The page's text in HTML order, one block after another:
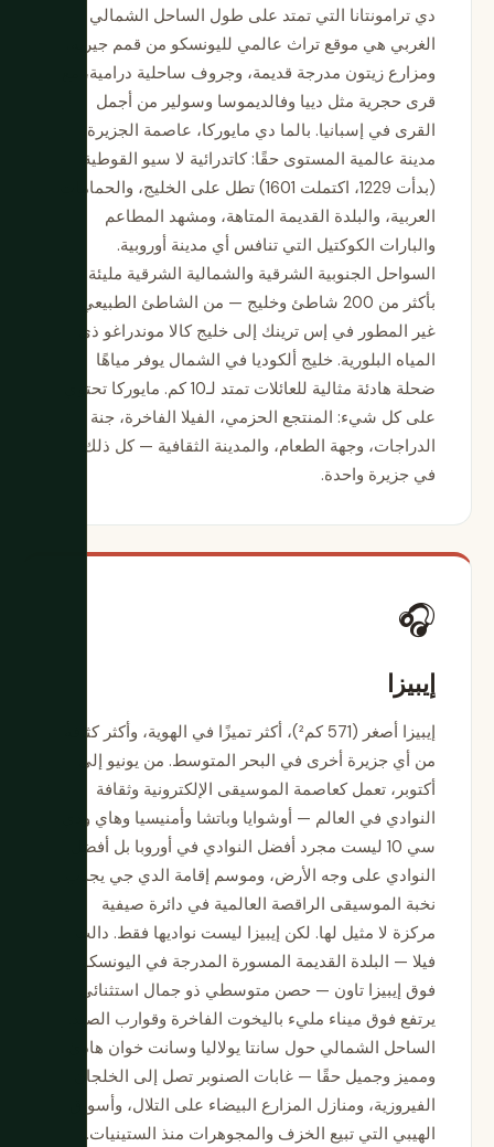
دي ترامونتانا التي تمتد على طول الساحل الشمالي
الغربي هي موقع تراث عالمي لليونسكو من قمم جيرية،
ومزارع زيتون مدرجة قديمة، وجروف ساحلية درامية، مع
قرى حجرية مثل دييا وفالديموسا وسولير من أجمل
القرى في إسبانيا. بالما دي مايوركا، عاصمة الجزيرة،
مدينة عالمية المستوى حقًا: كاتدرائية لا سيو القوطية
(بدأت 1229، اكتملت 1601) تطل على الخليج، والحمامات
العربية، والبلدة القديمة المتاهة، ومشهد المطاعم
والبارات الكوكتيل التي تنافس أي مدينة أوروبية.
السواحل الجنوبية الشرقية والشمالية الشرقية مليئة
بأكثر من 200 شاطئ وخليج — من الشاطئ الطبيعي
غير المطور في إس ترينك إلى خليج كالا موندراغو ذي
المياه البلورية. خليج ألكوديا في الشمال يوفر مياهًا
ضحلة هادئة مثالية للعائلات تمتد لـ10 كم. مايوركا تحتوي
على كل شيء: المنتجع الحزمي، الفيلا الفاخرة، جنة
الدراجات، وجهة الطعام، والمدينة الثقافية — كل ذلك
في جزيرة واحدة.
🎧
إيبيزا
إيبيزا أصغر (571 كم²)، أكثر تميزًا في الهوية، وأكثر كثافة
من أي جزيرة أخرى في البحر المتوسط. من يونيو إلى
أكتوبر، تعمل كعاصمة الموسيقى الإلكترونية وثقافة
النوادي في العالم — أوشوايا وباتشا وأمنيسيا وهاي ودي
سي 10 ليست مجرد أفضل النوادي في أوروبا بل أفضل
النوادي على وجه الأرض، وموسم إقامة الدي جي يجذب
نخبة الموسيقى الراقصة العالمية في دائرة صيفية
مركزة لا مثيل لها. لكن إيبيزا ليست نواديها فقط. دالت
فيلا — البلدة القديمة المسورة المدرجة في اليونسكو
فوق إيبيزا تاون — حصن متوسطي ذو جمال استثنائي
يرتفع فوق ميناء مليء باليخوت الفاخرة وقوارب الصيد.
الساحل الشمالي حول سانتا يولاليا وسانت خوان هادئ
ومميز وجميل حقًا — غابات الصنوبر تصل إلى الخلجان
الفيروزية، ومنازل المزارع البيضاء على التلال، وأسواق
الهيبي التي تبيع الخزف والمجوهرات منذ الستينيات.